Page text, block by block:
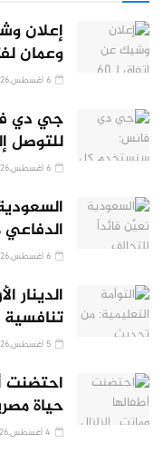
وعمان
جي دي
للتوصل
الدينار
تنافسية
احتضنت
حياة